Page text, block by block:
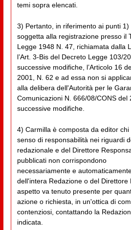
temi sopra elencati.
3) Pertanto, in riferimento ai punti
soggetta alla registrazione presso il
Legge 1948 N. 47, richiamata dalla
l’Art. 3-Bis del Decreto Legge 103/
successive modifiche, l’Articolo 16
2001, N. 62 e ad essa non si
alla delibera dell'Autorità per le
Comunicazioni N. 666/08/CONS del
successive modifiche.
4) Carmilla è composta da editor
senso di responsabilità nei riguardi
redazionale e del Direttore
pubblicati non corrispondono
necessariamente e
dell'intera Redazione o del Direttore
aspetto va tenuto presente per
azione o richiesta, in un'ottica di
contenziosi, contattando la
indicata.